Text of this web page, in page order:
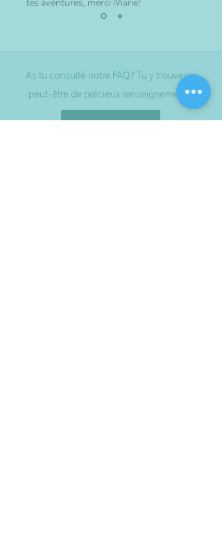
As tu consulté notre FAQ? Tu y trouveras
peut-être de précieux renseignements.
J'y vais !